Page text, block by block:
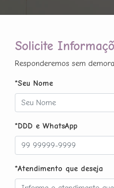
Solicite
Responderemos sem
*Seu Nome
*DDD e WhatsApp
*Atendimento que deseja